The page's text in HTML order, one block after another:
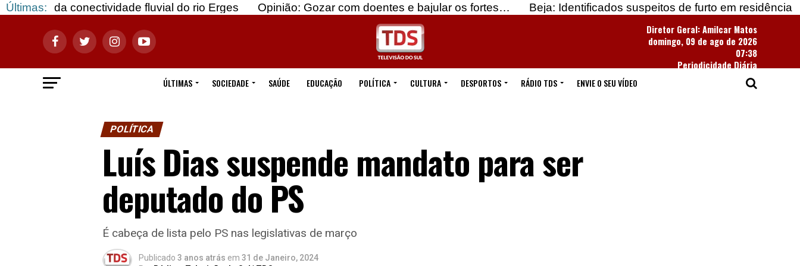
Últimas: fluvial do rio Erges Opinião: Gozar com doentes e bajular os fortes… Beja: Identificados suspeitos de furto em residência
Diretor Geral: Amilcar Matos
domingo, 09 de ago de 2026
07:38
Periodicidade Diária
ÚLTIMAS
SOCIEDADE SAÚDE EDUCAÇÃO POLÍTICA CULTURA DESPORTOS RÁDIO TDS ENVIE O SEU VÍDEO
POLÍTICA
Luís Dias suspende mandato para ser
deputado do PS
É cabeça de lista pelo PS nas legislativas de março
Publicado 3 anos atrás em 31 de Janeiro, 2024